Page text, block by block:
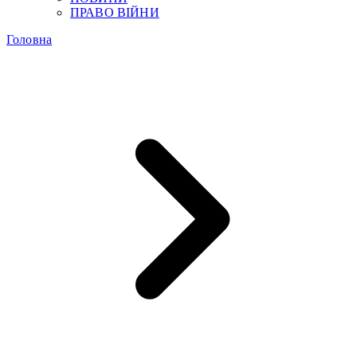
ПРАВО ВІЙНИ
Головна